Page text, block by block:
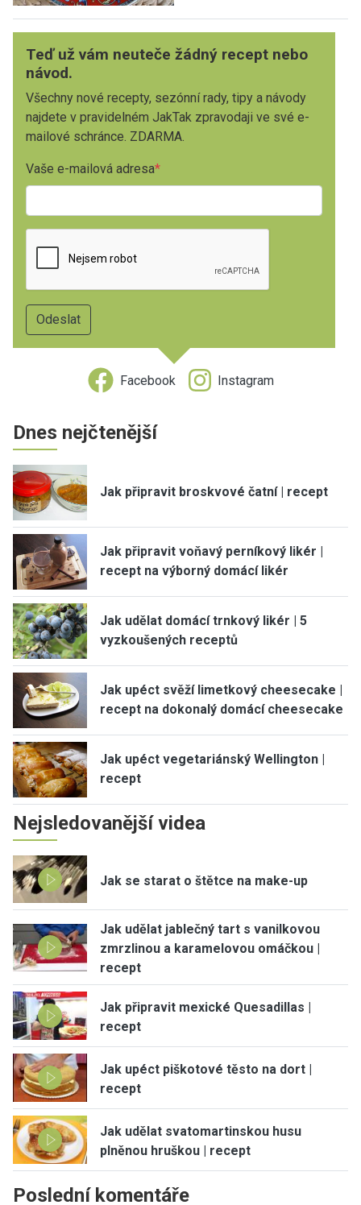
Teď už vám neuteče žádný recept nebo
návod.
Všechny nové recepty, sezónní rady, tipy a návody
najdete v pravidelném JakTak zpravodaji ve své e-
mailové schránce. ZDARMA.
Vaše e-mailová adresa
Facebook Instagram
Dnes nejčtenější
Jak připravit broskvové čatní | recept
Jak připravit voňavý perníkový likér |
recept na výborný domácí likér
Jak udělat domácí trnkový likér | 5
vyzkoušených receptů
Jak upéct svěží limetkový cheesecake |
recept na dokonalý domácí cheesecake
Jak upéct vegetariánský Wellington |
recept
Nejsledovanější videa
Jak se starat o štětce na make-up
Jak udělat jablečný tart s vanilkovou
zmrzlinou a karamelovou omáčkou |
recept
Jak připravit mexické Quesadillas |
recept
Jak upéct piškotové těsto na dort |
recept
Jak udělat svatomartinskou husu
plněnou hruškou | recept
Poslední komentáře